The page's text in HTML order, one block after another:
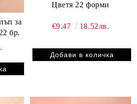
за
бр.
Цветя 22 форми
€9.47 18.52лв.